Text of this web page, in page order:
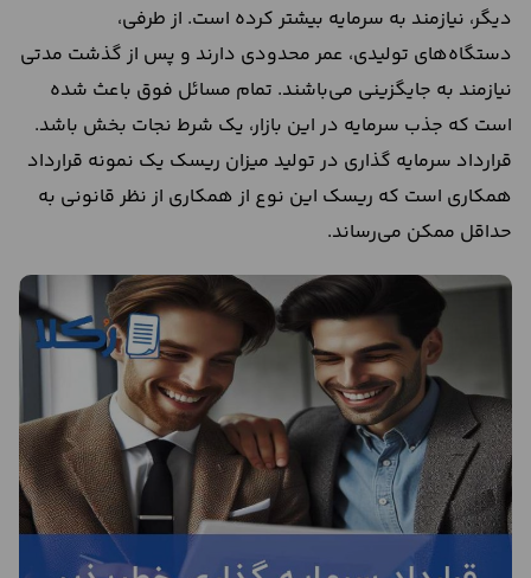
دیگر، نیازمند به سرمایه بیشتر کرده است. از طرفی،
دستگاه‌های تولیدی، عمر محدودی دارند و پس از گذشت مدتی
نیازمند به جایگزینی می‌باشند. تمام مسائل فوق باعث شده
است که جذب سرمایه در این بازار، یک شرط نجات بخش باشد.
قرارداد سرمایه گذاری در تولید میزان ریسک یک نمونه قرارداد
همكاري است که ریسک این نوع از همکاری از نظر قانونی به
حداقل ممکن می‌رساند.